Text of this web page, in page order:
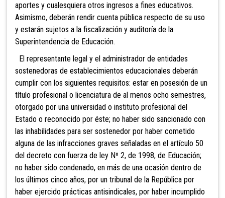
aportes y cualesquiera otros ingresos a fines educativos.
Asimismo, deberán rendir cuenta pública respecto de su uso
y estarán sujetos a la fiscalización y auditoría de la
Superintendencia de Educación.
El representante legal y el administrador de entidades
sostenedoras de establecimientos educacionales deberán
cumplir con los siguientes requisitos: estar en posesión de un
título profesional o licenciatura de al menos ocho semestres,
otorgado por una universidad o instituto profesional del
Estado o reconocido por éste; no haber sido sancionado con
las inhabilidades para ser sostenedor por haber cometido
alguna de las infracciones graves señaladas en el artículo 50
del decreto con fuerza de ley Nº 2, de 1998, de Educación;
no haber sido condenado, en más de una ocasión dentro de
los últimos cinco años, por un tribunal de la República por
haber ejercido prácticas antisindicales, por haber incumplido